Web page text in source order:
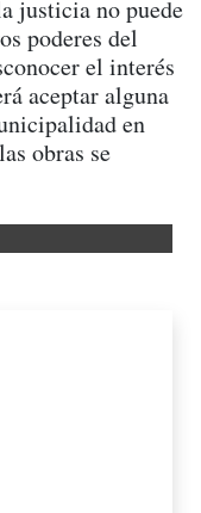
justicia no puede
poderes del
el interés
aceptar alguna
en
obras se